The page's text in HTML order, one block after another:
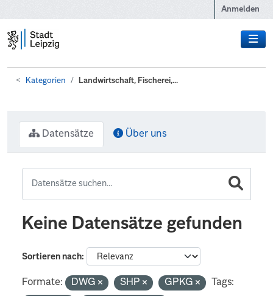
Anmelden
Kategorien Landwirtschaft, Fischerei,...
Datensätze Über uns
Keine Datensätze gefunden
Sortieren nach
Formate: DWG SHP GPKG
Tags: